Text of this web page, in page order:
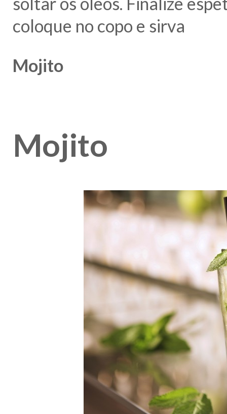
coloque no copo e sirva
Mojito
Mojito